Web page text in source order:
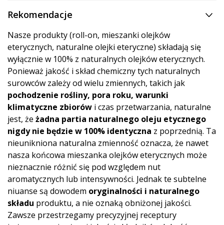
Rekomendacje
Nasze produkty (roll-on, mieszanki olejków
eterycznych, naturalne olejki eteryczne) składają się
wyłącznie w 100% z naturalnych olejków eterycznych.
Ponieważ jakość i skład chemiczny tych naturalnych
surowców zależy od wielu zmiennych, takich jak
pochodzenie rośliny, pora roku, warunki
klimatyczne zbiorów i czas przetwarzania, naturalne
jest, że żadna partia naturalnego oleju etycznego
nigdy nie będzie w 100% identyczna z poprzednią. Ta
nieunikniona naturalna zmienność oznacza, że nawet
nasza końcowa mieszanka olejków eterycznych może
nieznacznie różnić się pod względem nut
aromatycznych lub intensywności. Jednak te subtelne
niuanse są dowodem oryginalności i naturalnego
składu produktu, a nie oznaką obniżonej jakości.
Zawsze przestrzegamy precyzyjnej receptury